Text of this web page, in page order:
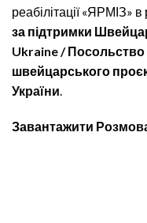
реабілітації «ЯРМІЗ»
за підтримки
Ukraine / Посольство
швейцарського
України
Завантажити